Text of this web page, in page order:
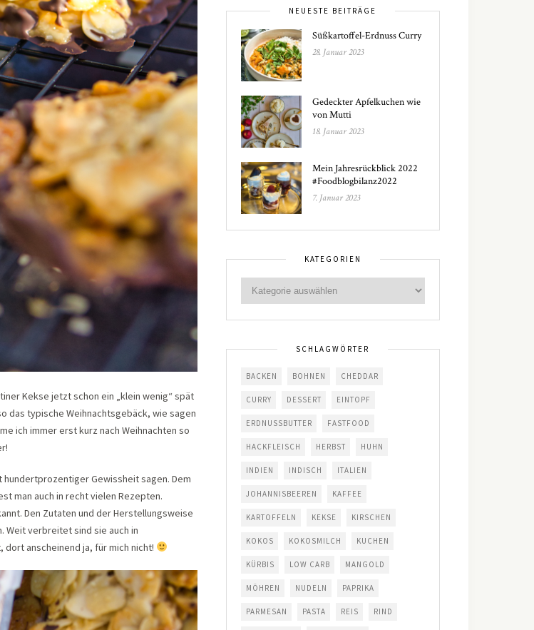
Kekse jetzt schon ein „klein wenig“ spät
das typische Weihnachtsgebäck, wie sagen
ich immer erst kurz nach Weihnachten so
hundertprozentiger Gewissheit sagen. Dem
man auch in recht vielen Rezepten.
Den Zutaten und der Herstellungsweise
Weit verbreitet sind sie auch in
anscheinend ja, für mich nicht!
NEUESTE BEITRÄGE
Süßkartoffel-Erdnuss Curry
28. Januar 2023
Gedeckter Apfelkuchen wie
von Mutti
18. Januar 2023
Mein Jahresrückblick 2022
#Foodblogbilanz2022
7. Januar 2023
KATEGORIEN
SCHLAGWÖRTER
BACKEN BOHNEN CHEDDAR
CURRY DESSERT EINTOPF
ERDNUSSBUTTER FASTFOOD
HACKFLEISCH HERBST HUHN
INDIEN INDISCH ITALIEN
JOHANNISBEEREN KAFFEE
KARTOFFELN KEKSE KIRSCHEN
KOKOS KOKOSMILCH KUCHEN
KÜRBIS LOW CARB MANGOLD
MÖHREN NUDELN PAPRIKA
PARMESAN PASTA REIS RIND